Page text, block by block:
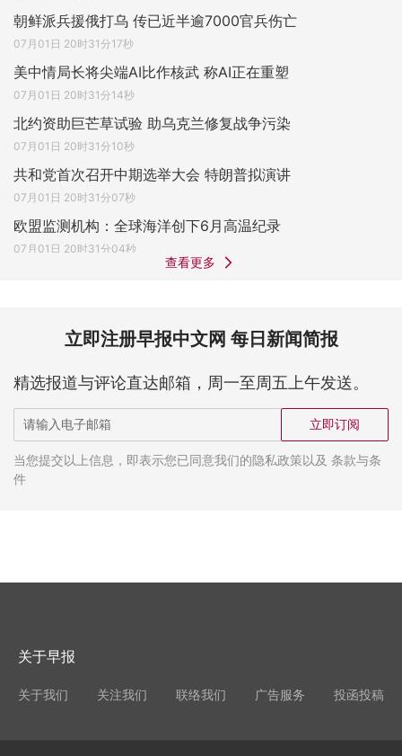
朝鲜派兵援俄打乌 传已近半逾7000官兵伤亡
07月01日 20时31分17秒
美中情局长将尖端AI比作核武 称AI正在重塑
07月01日 20时31分14秒
北约资助巨芒草试验 助乌克兰修复战争污染
07月01日 20时31分10秒
共和党首次召开中期选举大会 特朗普拟演讲
07月01日 20时31分07秒
欧盟监测机构：全球海洋创下6月高温纪录
07月01日 20时31分04秒
查看更多
立即注册早报中文网 每日新闻简报
精选报道与评论直达邮箱，周一至周五上午发送。
立即订阅
当您提交以上信息，即表示您已同意我们的隐私政策以及 条款与条
件
关于早报
关于我们 关注我们 联络我们 广告服务 投函投稿